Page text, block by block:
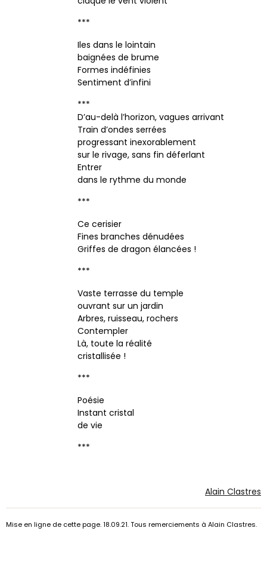
***
Iles dans le lointain
baignées de brume
Formes indéfinies
Sentiment d’infini
***
D’au-delà l’horizon, vagues arrivant
Train d’ondes serrées
progressant inexorablement
sur le rivage, sans fin déferlant
Entrer
dans le rythme du monde
***
Ce cerisier
Fines branches dénudées
Griffes de dragon élancées !
***
Vaste terrasse du temple
ouvrant sur un jardin
Arbres, ruisseau, rochers
Contempler
Là, toute la réalité
cristallisée !
***
Poésie
Instant cristal
de vie
***
Alain Clastres
Mise en ligne de cette page. 18.09.21. Tous remerciements à Alain Clastres.